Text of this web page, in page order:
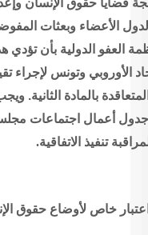
الأعضاء وبعثات
العفو الدولية بأن تؤدي
الأوروبي وتونس لإجراء
بالمادة الثانية.
أعمال اجتماعات
تنفيذ الاتفاقية.
اعتبار خاص لأوضاع حقوق